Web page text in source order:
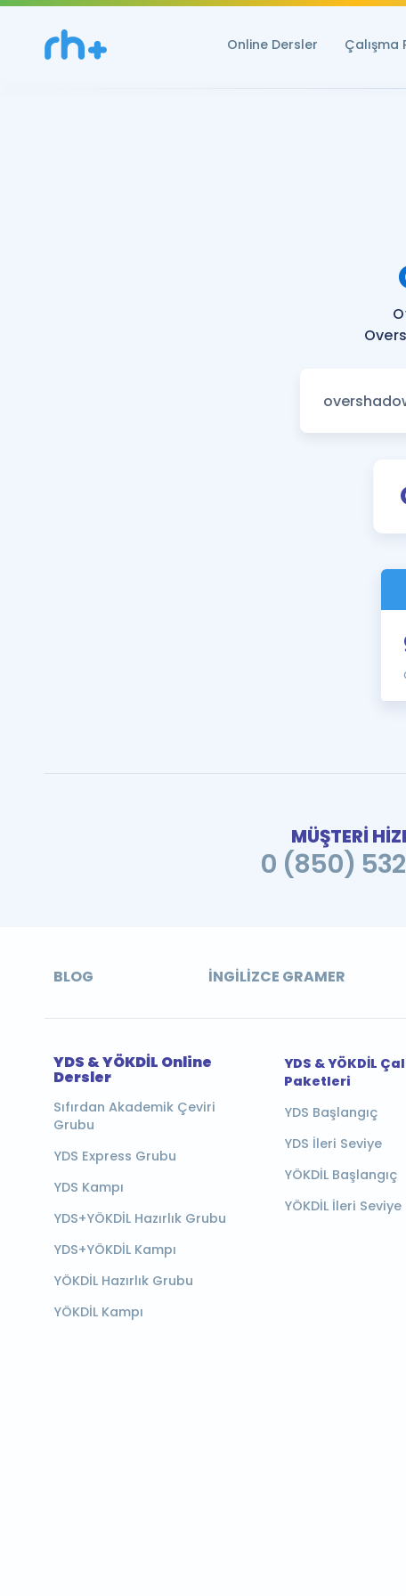
Online Dersler Çalışma
MÜŞTERİ
0 (850)
BLOG İNGILIZCE GRAMER
YDS & YÖKDİL Online
Dersler
Sıfırdan Akademik Çeviri
Grubu
YDS Express Grubu
YDS Kampı
YDS+YÖKDİL Hazırlık Grubu
YDS+YÖKDİL Kampı
YÖKDİL Hazırlık Grubu
YÖKDİL Kampı
YDS & YÖKDİL
Paketleri
YDS Başlangıç
YDS İleri Seviye
YÖKDİL Başlangıç
YÖKDİL İleri Seviye